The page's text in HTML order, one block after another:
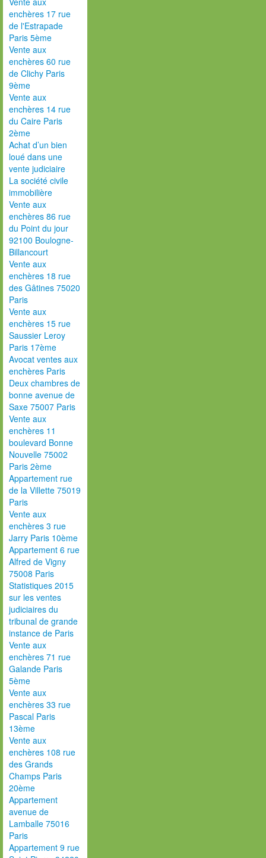
enchères 17 rue
de l'Estrapade
Paris 5ème
Vente aux
enchères 60 rue
de Clichy Paris
9ème
Vente aux
enchères 14 rue
du Caire Paris
2ème
Achat d’un bien
loué dans une
vente judiciaire
La société civile
immobilière
Vente aux
enchères 86 rue
du Point du jour
92100 Boulogne-
Billancourt
Vente aux
enchères 18 rue
des Gâtines 75020
Paris
Vente aux
enchères 15 rue
Saussier Leroy
Paris 17ème
Avocat ventes aux
enchères Paris
Deux chambres de
bonne avenue de
Saxe 75007 Paris
Vente aux
enchères 11
boulevard Bonne
Nouvelle 75002
Paris 2ème
Appartement rue
de la Villette 75019
Paris
Vente aux
enchères 3 rue
Jarry Paris 10ème
Appartement 6 rue
Alfred de Vigny
75008 Paris
Statistiques 2015
sur les ventes
judiciaires du
tribunal de grande
instance de Paris
Vente aux
enchères 71 rue
Galande Paris
5ème
Vente aux
enchères 33 rue
Pascal Paris
13ème
Vente aux
enchères 108 rue
des Grands
Champs Paris
20ème
Appartement
avenue de
Lamballe 75016
Paris
Appartement 9 rue